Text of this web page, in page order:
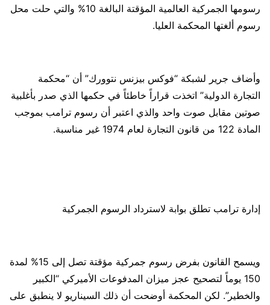
رسومها الجمركية العالمية المؤقتة البالغة 10% والتي حلت محل
رسوم ألغتها المحكمة العليا.
وأضاف جرير لشبكة “فوكس بيزنس نتوورك” أن “محكمة
التجارة الدولية” اتخذت قراراً خاطئاً في حكمها الذي صدر بأغلبية
صوتين مقابل صوت واحد والذي اعتبر أن رسوم ترامب بموجب
المادة 122 من قانون التجارة لعام 1974 غير مناسبة.
إدارة ترامب تطلق بوابة لاسترداد الرسوم الجمركية
ويسمح القانون بفرض رسوم جمركية مؤقتة تصل إلى 15% لمدة
150 يوماً لتصحيح عجز ميزان المدفوعات الأميركي “الكبير
والخطير”. لكن المحكمة أوضحت أن ذلك السيناريو لا ينطبق على